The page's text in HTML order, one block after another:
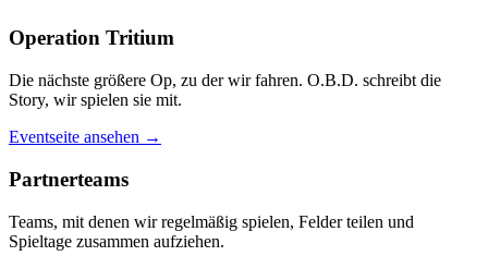
Operation Tritium
Die nächste größere Op, zu der wir fahren. O.B.D. schreibt die
Story, wir spielen sie mit.
Eventseite ansehen →
Partnerteams
Teams, mit denen wir regelmäßig spielen, Felder teilen und
Spieltage zusammen aufziehen.